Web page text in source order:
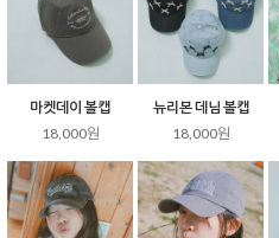
마켓데이 볼캡
18,000원
뉴리본 데님 볼캡
18,000원